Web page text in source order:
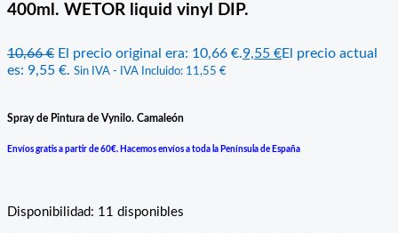
400ml. WETOR liquid vinyl DIP.
10,66€ El precio original era: 10,66 €.9,55 €El precio actual
es: 9,55 €. Sin IVA - IVA Incluido: 11,55 €
Spray de Pintura de Vynilo. Camaleón
Envíos gratis a partir de 60€. Hacemos envíos a toda la Península de España
Disponibilidad: 11 disponibles